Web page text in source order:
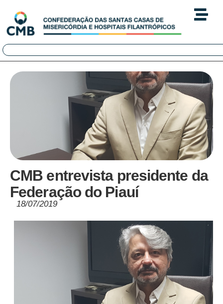
CMB entrevista presidente da
Federação do Piauí
18/07/2019